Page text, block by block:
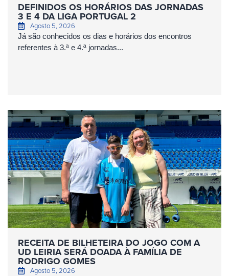
DEFINIDOS OS HORÁRIOS DAS JORNADAS
3 E 4 DA LIGA PORTUGAL 2
Agosto 5, 2026
Já são conhecidos os dias e horários dos encontros
referentes à 3.ª e 4.ª jornadas...
RECEITA DE BILHETEIRA DO JOGO COM A
UD LEIRIA SERÁ DOADA À FAMÍLIA DE
RODRIGO GOMES
Agosto 5, 2026